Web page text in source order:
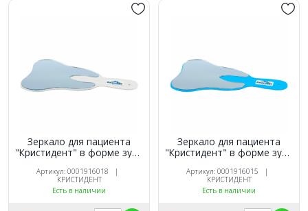
Зеркало для пациента
"Кристидент" в форме зуба
Артикул: 0001916018 |
КРИСТИДЕНТ
Есть в наличии
Зеркало для пациента
"Кристидент" в форме зуба
NEW)
Артикул: 0001916015 |
КРИСТИДЕНТ
Есть в наличии